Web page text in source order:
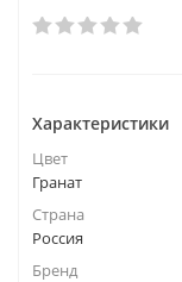
Характеристики
Цвет
Гранат
Страна
Россия
Бренд